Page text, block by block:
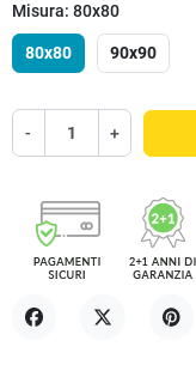
Misura: 80x80
80x80 90x90
- +